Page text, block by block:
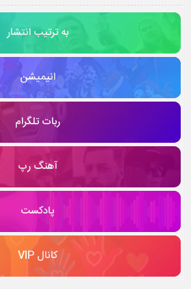
به ترتیب انتشار
انیمیشن
ربات تلگرام
آهنگ رپ
پادکست
کانال VIP